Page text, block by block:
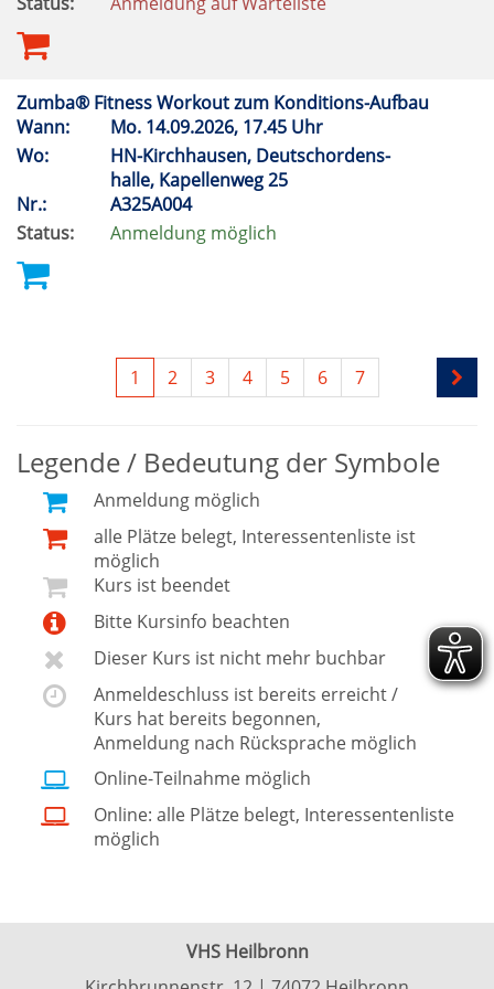
Zumba® Fitness Workout zum Konditions-Aufbau
Wann:
Mo. 14.09.2026, 17.45 Uhr
Wo:
HN-Kirchhausen, Deutschordens-
halle, Kapellenweg 25
Nr.:
A325A004
Status:
Anmeldung möglich
1 2 3 4 5 6 7
Legende / Bedeutung der Symbole
Anmeldung möglich
alle Plätze belegt, Interessentenliste ist
möglich
Kurs ist beendet
Bitte Kursinfo beachten
Dieser Kurs ist nicht mehr buchbar
Anmeldeschluss ist bereits erreicht /
Kurs hat bereits begonnen,
Anmeldung nach Rücksprache möglich
Online-Teilnahme möglich
Online: alle Plätze belegt, Interessentenliste
möglich
VHS Heilbronn